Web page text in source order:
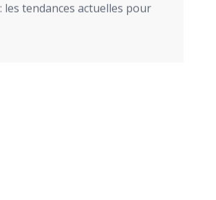
tendances actuelles pour